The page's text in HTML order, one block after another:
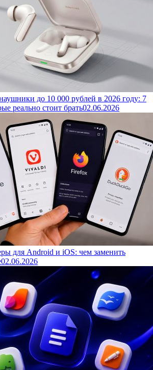
до 10 000 рублей в 2026 году: 7
реально стоит брать02.06.2026
для Android и iOS: чем заменить
02.06.2026